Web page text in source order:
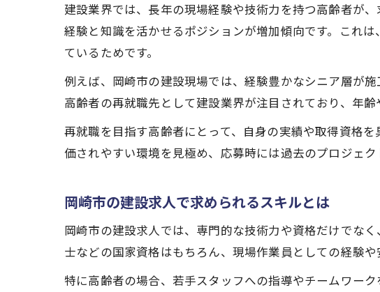
岡崎
シ
建
建設業界では、長年の現場経験や技術力を持つ高齢者が
経験と知識を活かせるポジションが増加傾向です。これ
ているためです。
例えば、岡崎市の建設現場では、経験豊かなシニア層が
高齢者の再就職先として建設業界が注目されており、年
再就職を目指す高齢者にとって、自身の実績や取得資格
価されやすい環境を見極め、応募時には過去のプロジェ
岡崎市の建設求人で求められるスキルとは
岡崎市の建設求人では、専門的な技術力や資格だけでな
士などの国家資格はもちろん、現場作業員としての経験や
特に高齢者の場合、若手スタッフへの指導やチームワー